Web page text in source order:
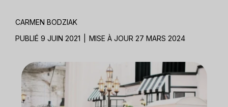
CARMEN BODZIAK
PUBLIÉ 9 JUIN 2021
MISE À JOUR 27 MARS 2024